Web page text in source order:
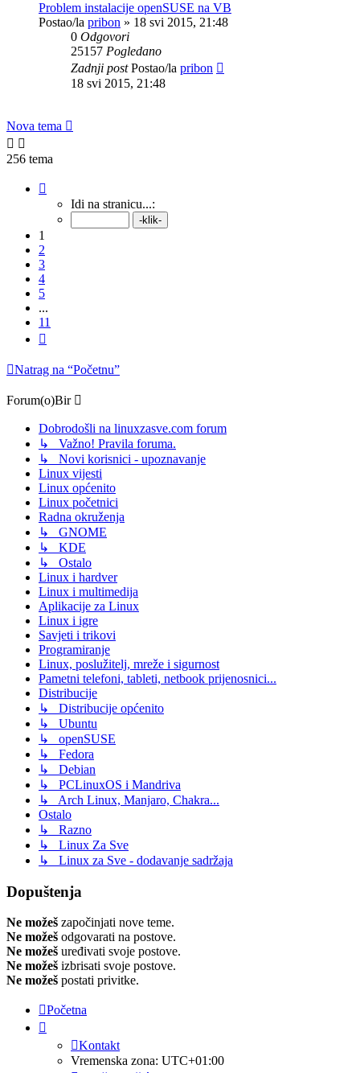
Problem instalacije openSUSE na VB
Postao/la pribon » 18 svi 2015, 21:48
0 Odgovori
25157 Pogledano
Zadnji postPostao/la pribon
18 svi 2015, 21:48
Nova tema
256 tema
11 Idi na stranicu...:
1
2
3
4
5
...
11
Natrag na “Početnu”
Forum(o)Bir
Dobrodošli na linuxzasve.com forum
↳ Važno! Pravila foruma.
↳ Novi korisnici - upoznavanje
Linux vijesti
Linux općenito
Linux početnici
Radna okruženja
↳ GNOME
↳ KDE
↳ Ostalo
Linux i hardver
Linux i multimedija
Aplikacije za Linux
Linux i igre
Savjeti i trikovi
Programiranje
Linux, poslužitelj, mreže i sigurnost
Pametni telefoni, tableti, netbook prijenosnici...
Distribucije
↳ Distribucije općenito
↳ Ubuntu
↳ openSUSE
↳ Fedora
↳ Debian
↳ PCLinuxOS i Mandriva
↳ Arch Linux, Manjaro, Chakra...
Ostalo
↳ Razno
↳ Linux Za Sve
↳ Linux za Sve - dodavanje sadržaja
Dopuštenja
Ne možeš započinjati nove teme.
Ne možeš odgovarati na postove.
Ne možeš uređivati svoje postove.
Ne možeš izbrisati svoje postove.
Ne možeš postati privitke.
Početna
Kontakt
Vremenska zona: UTC+01:00